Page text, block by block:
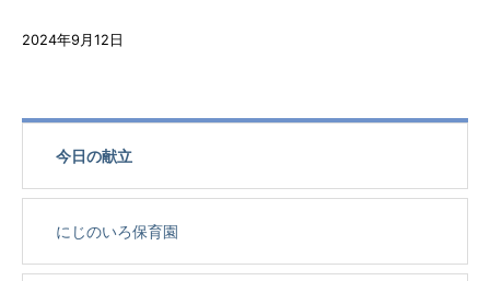
2024年9月12日
今日の献立
にじのいろ保育園